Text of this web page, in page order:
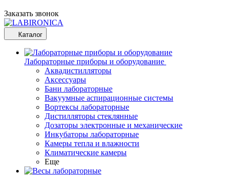
Заказать звонок
Каталог
Лабораторные приборы и оборудование
Аквадистилляторы
Аксессуары
Бани лабораторные
Вакуумные аспирационные системы
Вортексы лабораторные
Дистилляторы стеклянные
Дозаторы электронные и механические
Инкубаторы лабораторные
Камеры тепла и влажности
Климатические камеры
Еще